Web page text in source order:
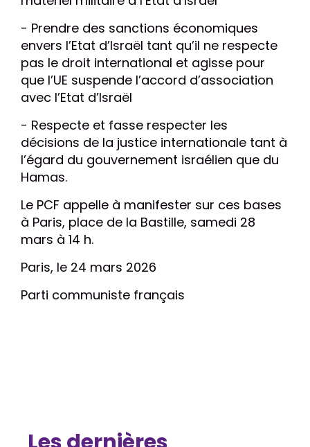
- Prendre des sanctions économiques
envers l’Etat d’Israël tant qu’il ne respecte
pas le droit international et agisse pour
que l’UE suspende l’accord d’association
avec l’Etat d’Israël
- Respecte et fasse respecter les
décisions de la justice internationale tant à
l’égard du gouvernement israélien que du
Hamas.
Le PCF appelle à manifester sur ces bases
à Paris, place de la Bastille, samedi 28
mars à 14 h.
Paris, le 24 mars 2026
Parti communiste français